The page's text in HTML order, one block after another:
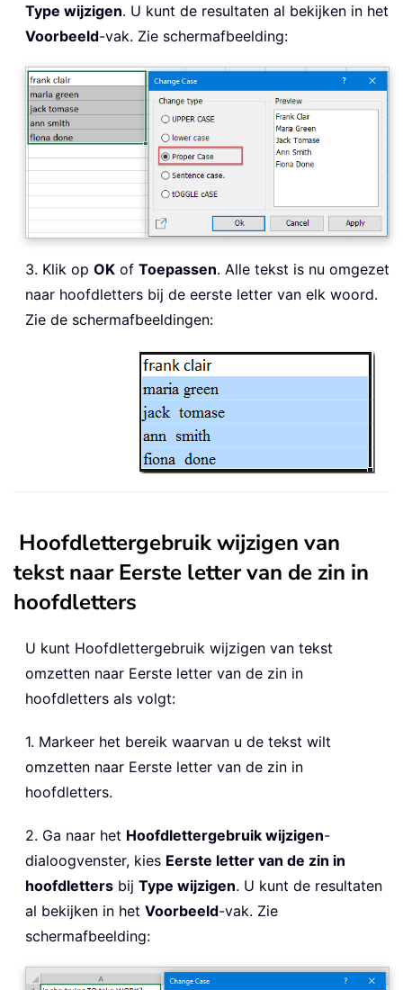
Type wijzigen. U kunt de resultaten al bekijken in het
Voorbeeld-vak. Zie schermafbeelding:
3. Klik op OK of Toepassen. Alle tekst is nu omgezet
naar hoofdletters bij de eerste letter van elk woord.
Zie de schermafbeeldingen:
Hoofdlettergebruik wijzigen van
tekst naar Eerste letter van de zin in
hoofdletters
U kunt Hoofdlettergebruik wijzigen van tekst
omzetten naar Eerste letter van de zin in
hoofdletters als volgt:
1. Markeer het bereik waarvan u de tekst wilt
omzetten naar Eerste letter van de zin in
hoofdletters.
2. Ga naar het Hoofdlettergebruik wijzigen-
dialoogvenster, kies Eerste letter van de zin in
hoofdletters bij Type wijzigen. U kunt de resultaten
al bekijken in het Voorbeeld-vak. Zie
schermafbeelding: